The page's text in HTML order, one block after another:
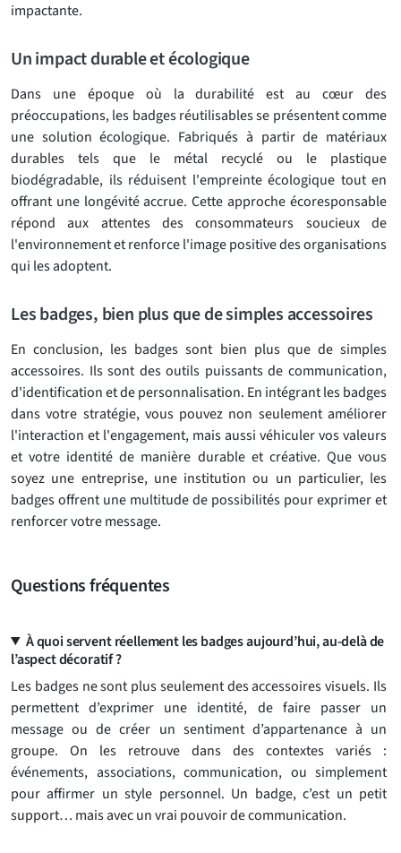
impactante.
Un impact durable et écologique
Dans une époque où la durabilité est au cœur des
préoccupations, les badges réutilisables se présentent comme
une solution écologique. Fabriqués à partir de matériaux
durables tels que le métal recyclé ou le plastique
biodégradable, ils réduisent l'empreinte écologique tout en
offrant une longévité accrue. Cette approche écoresponsable
répond aux attentes des consommateurs soucieux de
l'environnement et renforce l'image positive des organisations
qui les adoptent.
Les badges, bien plus que de simples accessoires
En conclusion, les badges sont bien plus que de simples
accessoires. Ils sont des outils puissants de communication,
d'identification et de personnalisation. En intégrant les badges
dans votre stratégie, vous pouvez non seulement améliorer
l'interaction et l'engagement, mais aussi véhiculer vos valeurs
et votre identité de manière durable et créative. Que vous
soyez une entreprise, une institution ou un particulier, les
badges offrent une multitude de possibilités pour exprimer et
renforcer votre message.
Questions fréquentes
À quoi servent réellement les badges aujourd’hui, au-delà de
l’aspect décoratif ?
Les badges ne sont plus seulement des accessoires visuels. Ils
permettent d’exprimer une identité, de faire passer un
message ou de créer un sentiment d’appartenance à un
groupe. On les retrouve dans des contextes variés :
événements, associations, communication, ou simplement
pour affirmer un style personnel. Un badge, c’est un petit
support… mais avec un vrai pouvoir de communication.